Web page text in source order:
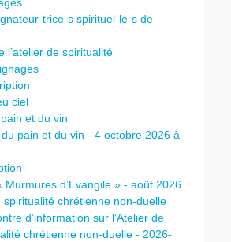
trice-s spirituel-le-s de
l’atelier de spiritualité
ciel
et du vin
du pain et du vin - 4 octobre 2026 à
Murmures d’Evangile » - août 2026
spiritualité chrétienne non-duelle
d’information sur l’Atelier de
chrétienne non-duelle - 2026-